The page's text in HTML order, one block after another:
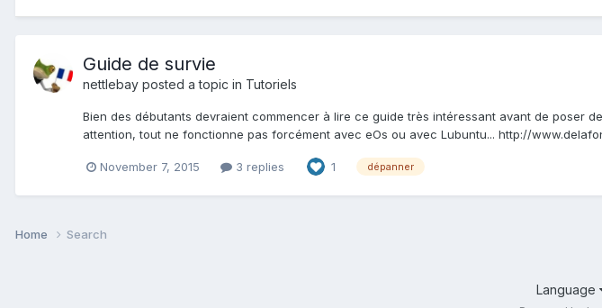
Guide de survie
nettlebay posted a topic in Tutoriels
Bien des débutants devraient commencer à lire ce guide très intéressant avant de poser
attention, tout ne fonctionne pas forcément avec eOs ou avec Lubuntu... http://
November 7, 2015 3 replies 1 dépanner
Home Search
Language